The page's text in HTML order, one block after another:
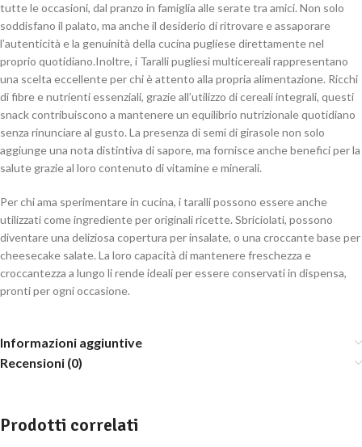
tutte le occasioni, dal pranzo in famiglia alle serate tra amici. Non solo
soddisfano il palato, ma anche il desiderio di ritrovare e assaporare
l’autenticità e la genuinità della cucina pugliese direttamente nel
proprio quotidiano.Inoltre, i Taralli pugliesi multicereali rappresentano
una scelta eccellente per chi è attento alla propria alimentazione. Ricchi
di fibre e nutrienti essenziali, grazie all’utilizzo di cereali integrali, questi
snack contribuiscono a mantenere un equilibrio nutrizionale quotidiano
senza rinunciare al gusto. La presenza di semi di girasole non solo
aggiunge una nota distintiva di sapore, ma fornisce anche benefici per la
salute grazie al loro contenuto di vitamine e minerali.
Per chi ama sperimentare in cucina, i taralli possono essere anche
utilizzati come ingrediente per originali ricette. Sbriciolati, possono
diventare una deliziosa copertura per insalate, o una croccante base per
cheesecake salate. La loro capacità di mantenere freschezza e
croccantezza a lungo li rende ideali per essere conservati in dispensa,
pronti per ogni occasione.
Informazioni aggiuntive
Recensioni (0)
Prodotti correlati